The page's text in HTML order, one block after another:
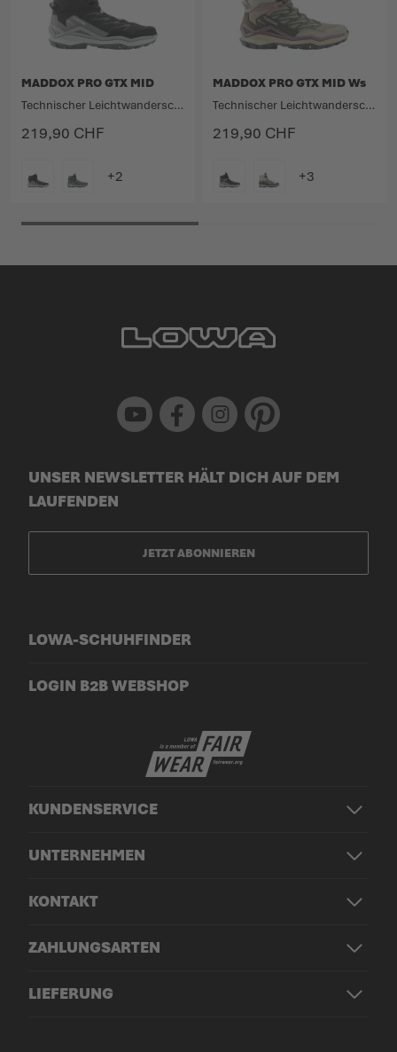
219,90 CHF
MADDOX PRO GTX MID
Technischer Leichtwanderschuh mit halbhohem Schaft.
219,90 CHF
MADDOX PRO GTX MID Ws
Technischer Leichtwanderschuh mit halbhohem Schaft.
Youtube Facebook Instagram Pinterest
KUNDENSERVICE
UNTERNEHMEN
KONTAKT
ZAHLUNGSARTEN
LIEFERUNG
LOWA-SCHUHFINDER
LOGIN B2B WEBSHOP
UNSER NEWSLETTER HÄLT DICH AUF DEM
LAUFENDEN
JETZT ABONNIEREN